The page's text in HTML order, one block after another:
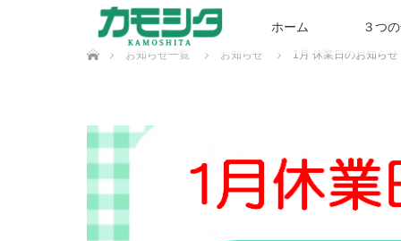
ホーム ３つ
ホーム
お知らせ一覧
お知らせ 1月 休業日のお知らせ